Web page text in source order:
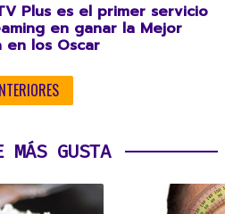
Plus es el primer servicio
en ganar la Mejor
en los Oscar
MÁS GUSTA